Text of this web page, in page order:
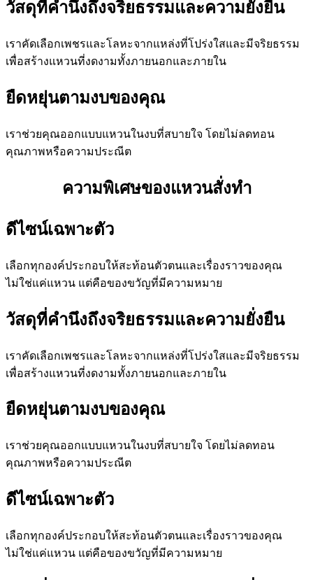
วัสดุที่คำนึงถึงจริยธรรมและความยั่งยืน
เราคัดเลือกเพชรและโลหะจากแหล่งที่โปร่งใสและมีจริยธรรม
เพื่อสร้างแหวนที่งดงามทั้งภายนอกและภายใน
ยืดหยุ่นตามงบของคุณ
เราช่วยคุณออกแบบแหวนในงบที่สบายใจ โดยไม่ลดทอน
คุณภาพหรือความประณีต
ความพิเศษของแหวนสั่งทำ
ดีไซน์เฉพาะตัว
เลือกทุกองค์ประกอบให้สะท้อนตัวตนและเรื่องราวของคุณ
ไม่ใช่แค่แหวน แต่คือของขวัญที่มีความหมาย
วัสดุที่คำนึงถึงจริยธรรมและความยั่งยืน
เราคัดเลือกเพชรและโลหะจากแหล่งที่โปร่งใสและมีจริยธรรม
เพื่อสร้างแหวนที่งดงามทั้งภายนอกและภายใน
ยืดหยุ่นตามงบของคุณ
เราช่วยคุณออกแบบแหวนในงบที่สบายใจ โดยไม่ลดทอน
คุณภาพหรือความประณีต
ดีไซน์เฉพาะตัว
เลือกทุกองค์ประกอบให้สะท้อนตัวตนและเรื่องราวของคุณ
ไม่ใช่แค่แหวน แต่คือของขวัญที่มีความหมาย